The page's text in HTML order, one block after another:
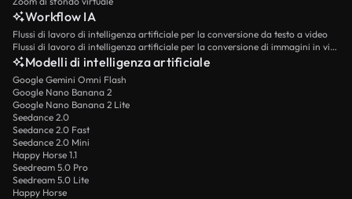
Workflow IA
Flussi di lavoro di intelligenza artificiale per la conversione da testo a video
Flussi di lavoro di intelligenza artificiale per la conversione di immagini in video
Modelli di intelligenza artificiale
Google Gemini Omni Flash
Google Nano Banana 2
Google Nano Banana 2 Lite
Seedance 2.0
Seedance 2.0 Fast
Seedance 2.0 Mini
Happy Horse 1.1
Seedream 5.0 Pro
Seedream 5.0 Lite
Happy Horse